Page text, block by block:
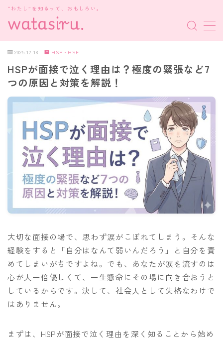
“わたし”を知るって、おもしろい。
MENU
MBTI診断
HSP・HSE
新着記事
2025.12.18 HSP・HSE
HSPが面接で泣く理由は？極度の緊張など7
つの原因と対策を解説！
大切な面接の場で、思わず涙がこぼれてしまう。そんな
経験をすると「自分はなんて弱いんだろう」と自分を責
めてしまいがちですよね。でも、あなたが涙を流すのは
心が人一倍優しくて、一生懸命にその場に向き合おうと
しているからです。決して、社会人として失格なわけで
はありません。
まずは、HSPが面接で泣く理由を深く知ることから始め